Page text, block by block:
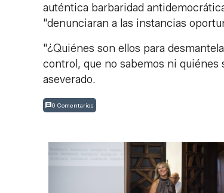
auténtica barbaridad
"denunciaran a las instancias
"¿Quiénes son ellos para
control, que no sabemos ni
aseverado.
0 Comentarios